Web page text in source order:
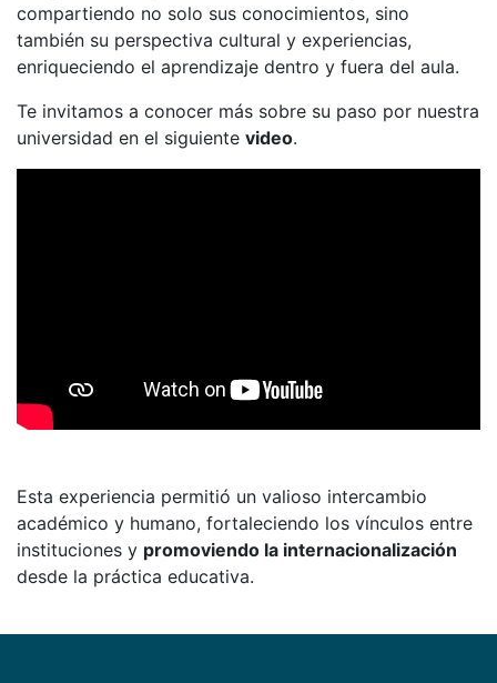
compartiendo no solo sus conocimientos, sino
también su perspectiva cultural y experiencias,
enriqueciendo el aprendizaje dentro y fuera del aula.
Te invitamos a conocer más sobre su paso por nuestra
universidad en el siguiente video.
Esta experiencia permitió un valioso intercambio
académico y humano, fortaleciendo los vínculos entre
instituciones y promoviendo la internacionalización
desde la práctica educativa.